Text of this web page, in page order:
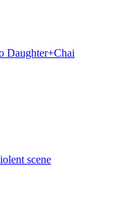
Daughter+Chai
scene